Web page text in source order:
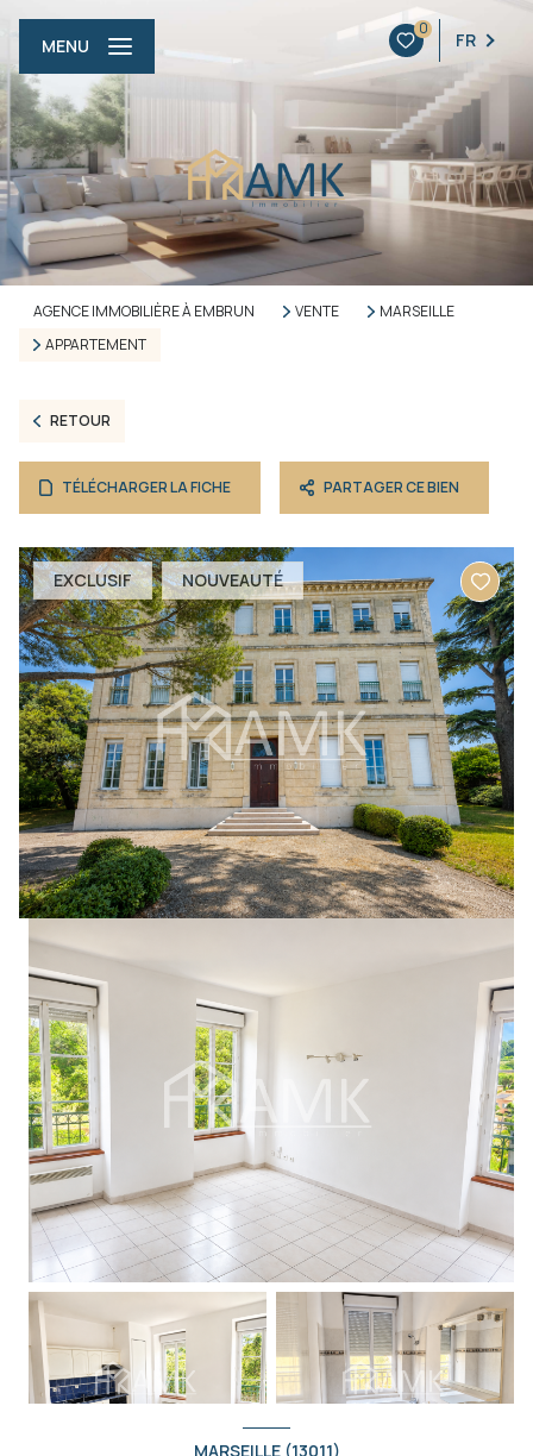
0
FR
MENU
AGENCE IMMOBILIÈRE À EMBRUN VENTE
MARSEILLE
APPARTEMENT
RETOUR
TÉLÉCHARGER LA FICHE PARTAGER CE BIEN
EXCLUSIF NOUVEAUTÉ
MARSEILLE (13011)